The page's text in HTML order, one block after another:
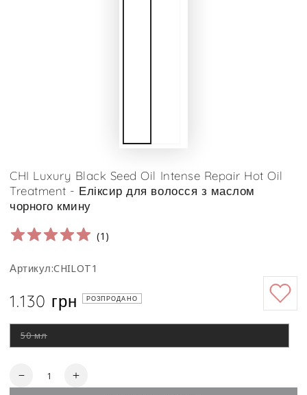
CHI Luxury Black Seed Oil Intense Repair Hot Oil
Treatment - Еліксир для волосся з маслом
чорного кмину
(1 )
Артикул:CHILOT1
Ціна
1.130 грн РОЗПРОДАНО
50 мл
Цей
варіант
Кількість
ЗменшитиЗбільшити